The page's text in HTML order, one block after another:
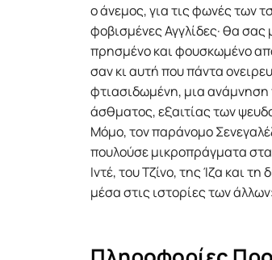
ο άνεμος, για τις φωνές των
φοβισμένες Αγγλίδες· θα
πρησμένο και φουσκωμένο
σαν κι αυτή που πάντα
φτιασιδωμένη, μια ανάμνηση
άσθματος, εξαιτίας των
Μόμο, τον παράνομο
πουλούσε μικροπράγματα
Ιντέ, του Τζίνο, της Ίζα και
μέσα στις ιστορίες των